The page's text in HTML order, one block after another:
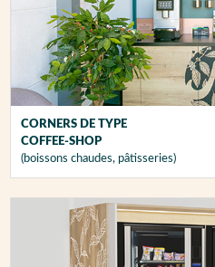
CORNERS DE TYPE
COFFEE-SHOP
(boissons chaudes, pâtisseries)